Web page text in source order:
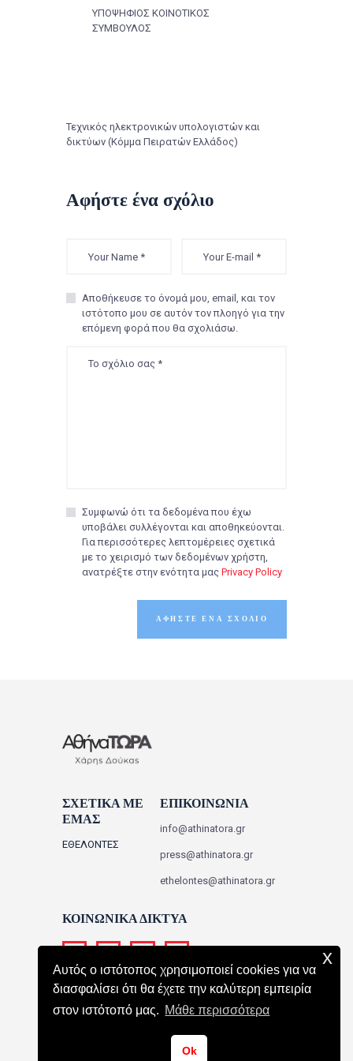
ΥΠΟΨΗΦΙΟΣ ΚΟΙΝΟΤΙΚΟΣ
ΣΥΜΒΟΥΛΟΣ
Τεχνικός ηλεκτρονικών υπολογιστών και
δικτύων (Κόμμα Πειρατών Ελλάδος)
Αφήστε ένα σχόλιο
Αποθήκευσε το όνομά μου, email, και τον
ιστότοπο μου σε αυτόν τον πλοηγό για την
επόμενη φορά που θα σχολιάσω.
Συμφωνώ ότι τα δεδομένα που έχω
υποβάλει συλλέγονται και αποθηκεύονται.
Για περισσότερες λεπτομέρειες σχετικά
με το χειρισμό των δεδομένων χρήστη,
ανατρέξτε στην ενότητα μας Privacy Policy
ΣΧΕΤΙΚΑ ΜΕ
ΕΜΑΣ
ΕΘΕΛΟΝΤΕΣ
ΕΠΙΚΟΙΝΩΝΙΑ
info@athinatora.gr
press@athinatora.gr
ethelontes@athinatora.gr
ΚΟΙΝΩΝΙΚΑ ΔΙΚΤΥΑ
All Rights Reserved.
Αυτός ο ιστότοπος χρησιμοποιεί cookies για να
διασφαλίσει ότι θα έχετε την καλύτερη εμπειρία
στον ιστότοπό μας. Μάθε περισσότερα
Ok
x